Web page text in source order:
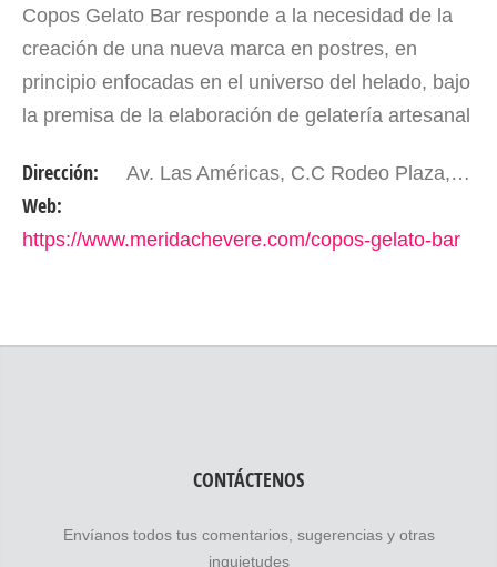
Copos Gelato Bar responde a la necesidad de la
creación de una nueva marca en postres, en
principio enfocadas en el universo del helado, bajo
la premisa de la elaboración de gelatería artesanal
Dirección: Av. Las Américas, C.C Rodeo Plaza, planta baja. Mérida - Edo. Mérida. Venezuela.
Web:
https://www.meridachevere.com/copos-gelato-bar
CONTÁCTENOS
Envíanos todos tus comentarios, sugerencias y otras
inquietudes